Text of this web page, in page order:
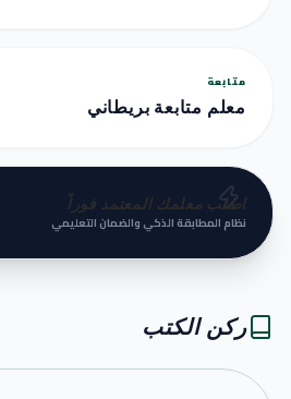
متابعة
معلم متابعة بريطاني
اطلب معلمك المعتمد فوراً
نظام المطابقة الذكي والضمان التعليمي
ركن الكتب